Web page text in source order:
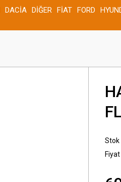
DACİA DİĞER FİAT FORD
Stok
Fiyat